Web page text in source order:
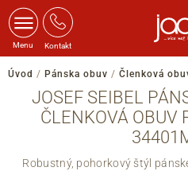
Menu Kontakt
Úvod / Pánska obuv / Členková
JOSEF SEIBEL
ČLENKOVÁ OBUV
Robustný, pohorkový štýl